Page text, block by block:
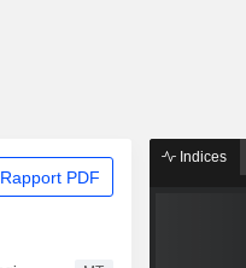
Rapport PDF
Indices